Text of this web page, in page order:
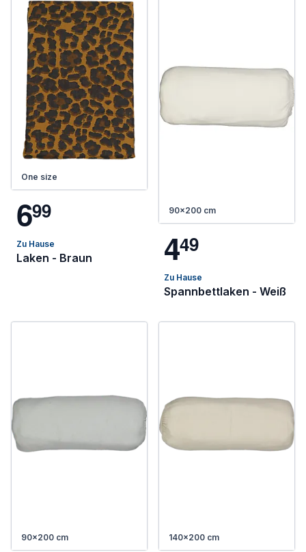
One size
699
Zu Hause
Laken - Braun
90x200 cm
449
Zu Hause
Spannbettlaken - Weiß
90x200 cm 140x200 cm